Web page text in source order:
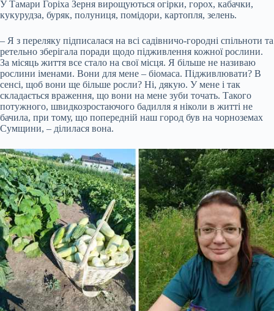
У Тамари Горіха Зерня вирощуються огірки, горох, кабачки,
кукурудза, буряк, полуниця, помідори, картопля, зелень.
– Я з переляку підписалася на всі садівничо-городні спільноти та
ретельно зберігала поради щодо підживлення кожної рослини.
За місяць життя все стало на свої місця. Я більше не називаю
рослини іменами. Вони для мене – біомаса. Підживлювати? В
сенсі, щоб вони ще більше росли? Ні, дякую. У мене і так
складається враження, що вони на мене зуби точать. Такого
потужного, швидкозростаючого бадилля я ніколи в житті не
бачила, при тому, що попередній наш город був на чорноземах
Сумщини, – ділилася вона.